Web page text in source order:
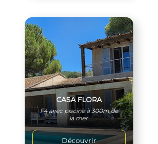
CASA FLORA
F4 avec piscine à 300m de
la mer
Découvrir